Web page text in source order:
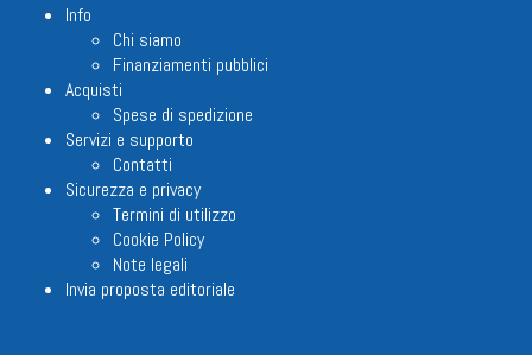
Info
Chi siamo
Finanziamenti pubblici
Acquisti
Spese di spedizione
Servizi e supporto
Contatti
Sicurezza e privacy
Termini di utilizzo
Cookie Policy
Note legali
Invia proposta editoriale